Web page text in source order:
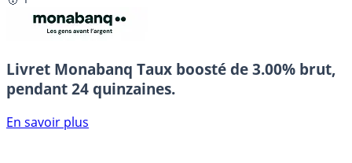
Livret Monabanq Taux boosté de 3.00% brut,
pendant 24 quinzaines.
En savoir plus